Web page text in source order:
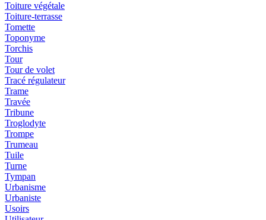
Toiture végétale
Toiture-terrasse
Tomette
Toponyme
Torchis
Tour
Tour de volet
Tracé régulateur
Trame
Travée
Tribune
Troglodyte
Trompe
Trumeau
Tuile
Turne
Tympan
Urbanisme
Urbaniste
Usoirs